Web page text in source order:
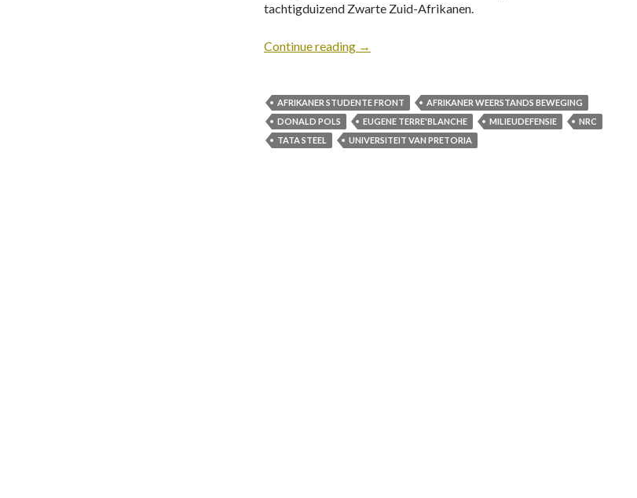
tachtigduizend Zwarte Zuid-Afrikanen.
Continue reading →
AFRIKANER STUDENTE FRONT
AFRIKANER WEERSTANDS BEWEGING
DONALD POLS
EUGENE TERRE'BLANCHE MILIEUDEFENSIE
NRC
TATA STEEL
UNIVERSITEIT VAN PRETORIA